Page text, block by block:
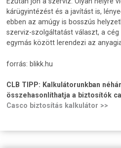
kárügyintézést és a javítást is,
ebben az amúgy is bosszús
szerviz-szolgáltatást választ, a
egymás között lerendezi az
forrás: blikk.hu
CLB TIPP: Kalkulátorunkban
összehasonlíthatja a biztosítók
Casco biztosítás kalkulátor >>